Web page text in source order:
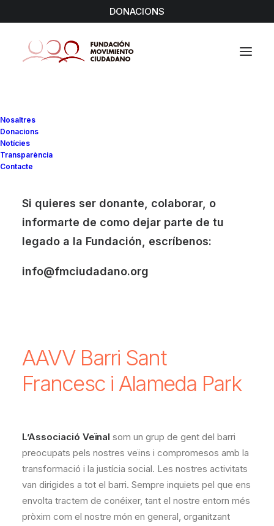
DONACIONS
Nosaltres
Donacions
Notícies
Transparència
Contacte
Si quieres ser donante, colaborar, o
informarte de como dejar parte de tu
legado a la Fundación, escríbenos:
info@fmciudadano.org
AAVV Barri Sant
Francesc i Alameda Park
L’Associació Veïnal som un grup de gent del barri
preocupats pels nostres veïns i compromesos amb la
transformació i la justícia social. Les nostres activitats
van dirigides a tot el barri. Sempre inquiets pel que ens
envolta tractem de conéixer, tant el nostre entorn més
pròxim com el nostre món en general, organitzant